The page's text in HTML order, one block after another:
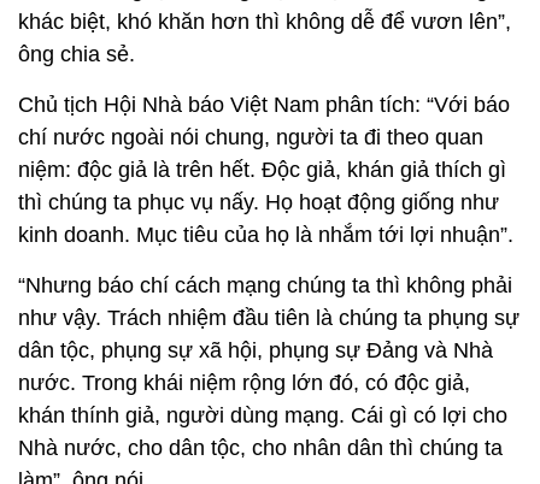
khác biệt, khó khăn hơn thì không dễ để vươn lên”,
ông chia sẻ.
Chủ tịch Hội Nhà báo Việt Nam phân tích: “Với báo
chí nước ngoài nói chung, người ta đi theo quan
niệm: độc giả là trên hết. Độc giả, khán giả thích gì
thì chúng ta phục vụ nấy. Họ hoạt động giống như
kinh doanh. Mục tiêu của họ là nhắm tới lợi nhuận”.
“Nhưng báo chí cách mạng chúng ta thì không phải
như vậy. Trách nhiệm đầu tiên là chúng ta phụng sự
dân tộc, phụng sự xã hội, phụng sự Đảng và Nhà
nước. Trong khái niệm rộng lớn đó, có độc giả,
khán thính giả, người dùng mạng. Cái gì có lợi cho
Nhà nước, cho dân tộc, cho nhân dân thì chúng ta